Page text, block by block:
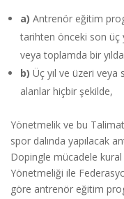
a) Antrenör eğitim
tarihten önceki son üç
veya toplamda bir
b) Üç yıl ve üzeri veya
alanlar hiçbir şekilde,
Yönetmelik ve bu
spor dalında yapılacak
Dopingle mücadele
Yönetmeliği ile
göre antrenör eğitim